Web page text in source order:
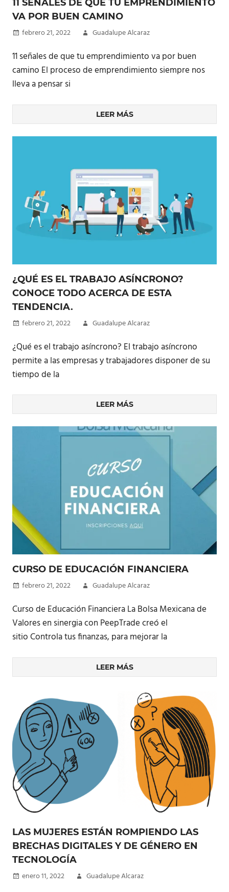
11 SEÑALES DE QUE TU EMPRENDIMIENTO
VA POR BUEN CAMINO
febrero 21, 2022 Guadalupe Alcaraz
11 señales de que tu emprendimiento va por buen
camino El proceso de emprendimiento siempre nos
lleva a pensar si
LEER MÁS
¿QUÉ ES EL TRABAJO ASÍNCRONO?
CONOCE TODO ACERCA DE ESTA
TENDENCIA.
febrero 21, 2022 Guadalupe Alcaraz
¿Qué es el trabajo asíncrono? El trabajo asíncrono
permite a las empresas y trabajadores disponer de su
tiempo de la
LEER MÁS
CURSO DE EDUCACIÓN FINANCIERA
febrero 21, 2022 Guadalupe Alcaraz
Curso de Educación Financiera La Bolsa Mexicana de
Valores en sinergia con PeepTrade creó el
sitio Controla tus finanzas, para mejorar la
LEER MÁS
LAS MUJERES ESTÁN ROMPIENDO LAS
BRECHAS DIGITALES Y DE GÉNERO EN
TECNOLOGÍA
enero 11, 2022 Guadalupe Alcaraz